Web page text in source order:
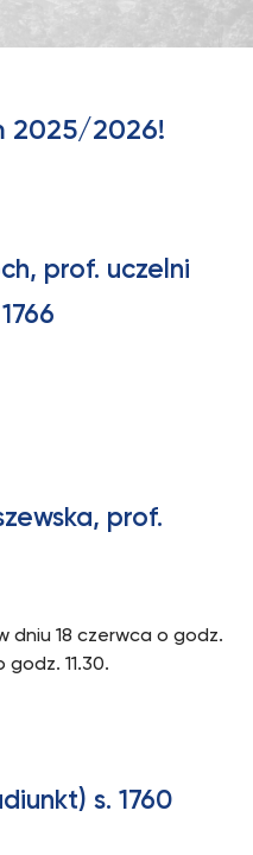
2025/2026!
prof. uczelni
prof.
dniu 18 czerwca o godz.
11.30.
s. 1760